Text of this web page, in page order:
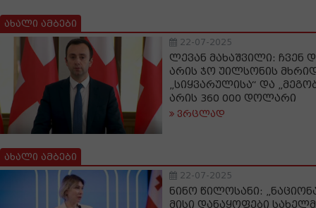
ახალი ამბები
22-07-2025
ლევან მახაშვილი: ჩვენ
არის ჯო უილსონის
„სიყვარულისა“ და
არის 360 000 დოლარი
ვრცლად
ახალი ამბები
22-07-2025
ნინო წილოსანი:
მისი დანაყოფები